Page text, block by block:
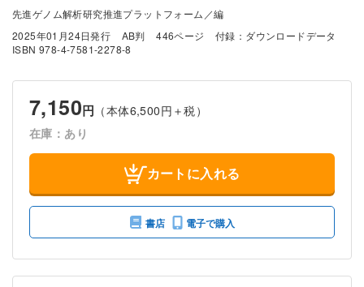
先進ゲノム解析研究推進プラットフォーム／編
2025年01月24日発行
AB判 446ページ
付録：ダウンロードデータ
ISBN 978-4-7581-2278-8
7,150円 （本体6,500円＋税）
在庫：あり
カートに入れる
書店 電子で購入